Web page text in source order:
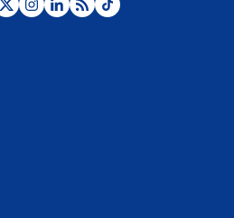
¿La posesión de Abelardo De la